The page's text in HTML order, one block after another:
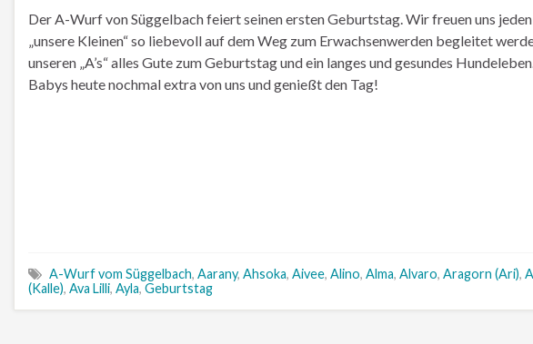
Der A-Wurf von Süggelbach feiert seinen ersten Geburtstag. Wir freuen uns
„unsere Kleinen“ so liebevoll auf dem Weg zum Erwachsenwerden begleitet
unseren „A’s“ alles Gute zum Geburtstag und ein langes und gesundes
Babys heute nochmal extra von uns und genießt den Tag!
A-Wurf vom Süggelbach, Aarany, Ahsoka, Aivee, Alino, Alma, Alvaro, Aragorn (Ari),
(Kalle), Ava Lilli, Ayla, Geburtstag